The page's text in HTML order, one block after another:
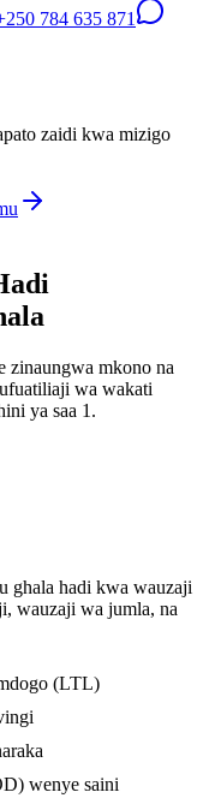
784 635 871
zaidi kwa mizigo
zinaungwa mkono na
wa wakati
ya saa 1.
ghala hadi kwa wauzaji
wauzaji wa jumla, na
(LTL)
wenye saini